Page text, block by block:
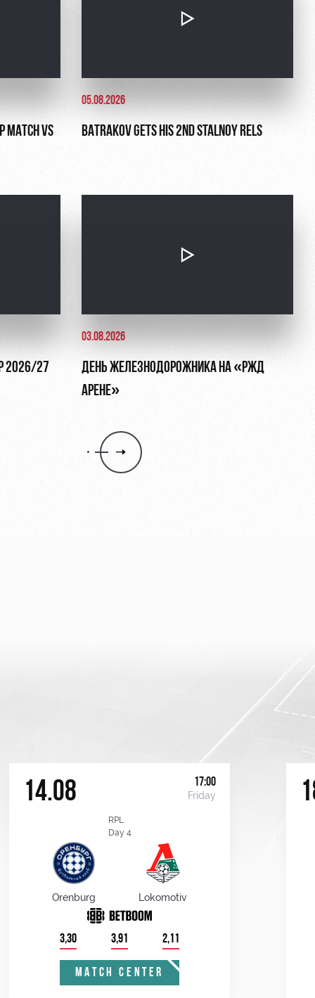
MATCH VS
05.08.2026
BATRAKOV GETS HIS 2ND STALNOY RELS
2026/27
03.08.2026
ДЕНЬ ЖЕЛЕЗНОДОРОЖНИКА НА «РЖД
АРЕНЕ»
14.08 17:00
Friday
RPL
Day 4
Orenburg Lokomotiv
3,30 3,91 2,11
MATCH CENTER